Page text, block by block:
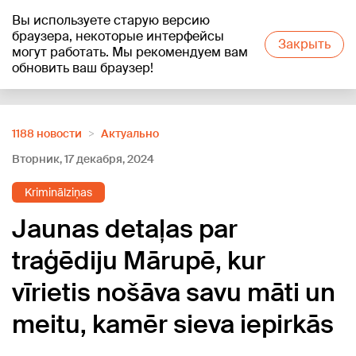
Вы используете старую версию
браузера, некоторые интерфейсы
могут работать. Мы рекомендуем вам
обновить ваш браузер!
Закрыть
+21°C
1188 новости
Актуально
Вторник, 17 декабря, 2024
Kriminālziņas
Jaunas detaļas par
traģēdiju Mārupē, kur
vīrietis nošāva savu māti un
meitu, kamēr sieva iepirkās